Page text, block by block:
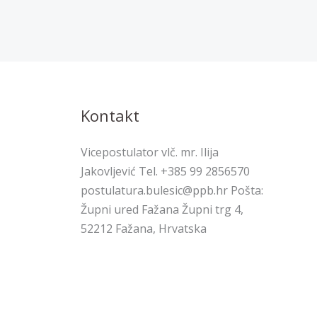
Kontakt
Vicepostulator vlč. mr. Ilija
Jakovljević Tel. +385 99 2856570
postulatura.bulesic@ppb.hr Pošta:
Župni ured Fažana Župni trg 4,
52212 Fažana, Hrvatska